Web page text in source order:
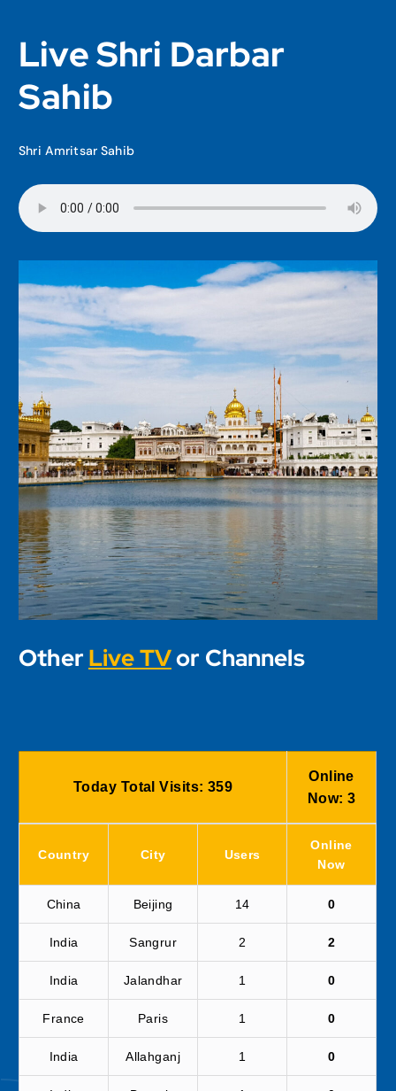
Live Shri Darbar
Sahib
Shri Amritsar Sahib
Other Live TVor Channels
Today Total Visits: 359
Online
Now: 3
Country City Users
Online
Now
China Beijing 14 0
India Sangrur 2 2
India Jalandhar 1 0
France Paris 1 0
India Allahganj 1 0